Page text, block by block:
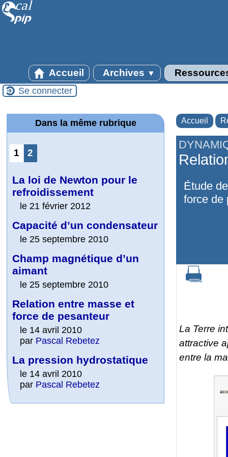
Accueil Archives ▼
Se connecter
Accueil
Étude
force de
La Terre
attractive
entre la
Dans la même rubrique
1 2
La loi de Newton pour le
refroidissement
le 21 février 2012
Capacité d’un condensateur
le 25 septembre 2010
Champ magnétique d’un
aimant
le 25 septembre 2010
Relation entre masse et
force de pesanteur
le 14 avril 2010
par Pascal Rebetez
La pression hydrostatique
le 14 avril 2010
par Pascal Rebetez